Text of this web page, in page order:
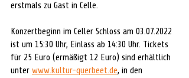
erstmals zu Gast in Celle.
Konzertbeginn im Celler Schloss am 03.07.2022
ist um 15:30 Uhr, Einlass ab 14:30 Uhr. Tickets
für 25 Euro (ermäßigt 12 Euro) sind erhältlich
unter www.kultur-querbeet.de, in den